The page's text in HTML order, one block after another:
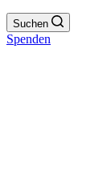
Suchen
Spenden